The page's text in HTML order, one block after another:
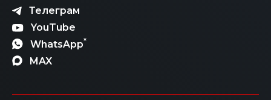
Телеграм
YouTube
WhatsApp*
MAX